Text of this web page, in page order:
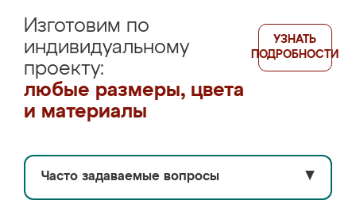
Изготовим по
индивидуальному
проекту:
любые размеры, цвета
и материалы
УЗНАТЬ
ПОДРОБНОСТИ
Часто задаваемые вопросы ▼